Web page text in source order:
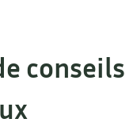
conseils